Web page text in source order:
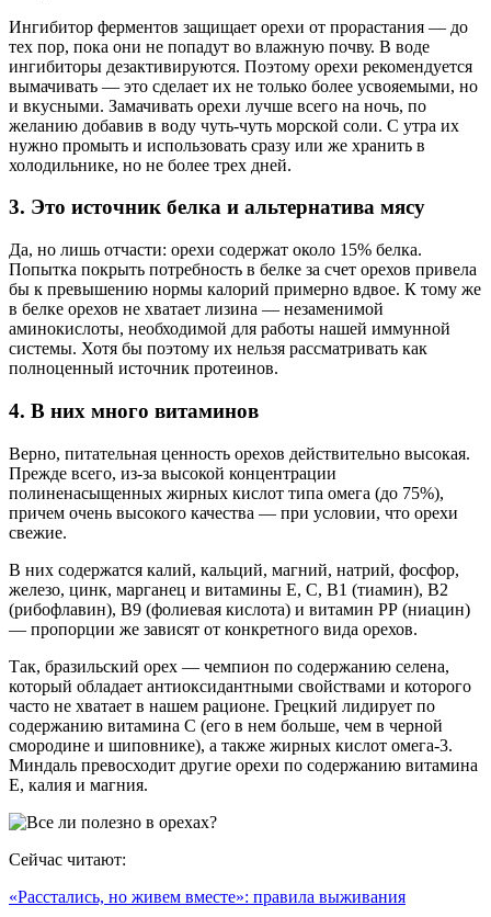
Ингибитор ферментов защищает орехи от прорастания — до
тех пор, пока они не попадут во влажную почву. В воде
ингибиторы дезактивируются. Поэтому орехи рекомендуется
вымачивать — это сделает их не только более усвояемыми, но
и вкусными. Замачивать орехи лучше всего на ночь, по
желанию добавив в воду чуть-чуть морской соли. С утра их
нужно промыть и использовать сразу или же хранить в
холодильнике, но не более трех дней.
3. Это источник белка и альтернатива мясу
Да, но лишь отчасти: орехи содержат около 15% белка.
Попытка покрыть потребность в белке за счет орехов привела
бы к превышению нормы калорий примерно вдвое. К тому же
в белке орехов не хватает лизина — незаменимой
аминокислоты, необходимой для работы нашей иммунной
системы. Хотя бы поэтому их нельзя рассматривать как
полноценный источник протеинов.
4. В них много витаминов
Верно, питательная ценность орехов действительно высокая.
Прежде всего, из-за высокой концентрации
полиненасыщенных жирных кислот типа омега (до 75%),
причем очень высокого качества — при условии, что орехи
свежие.
В них содержатся калий, кальций, магний, натрий, фосфор,
железо, цинк, марганец и витамины Е, С, В1 (тиамин), В2
(рибофлавин), В9 (фолиевая кислота) и витамин РР (ниацин)
— пропорции же зависят от конкретного вида орехов.
Так, бразильский орех — чемпион по содержанию селена,
который обладает антиоксидантными свойствами и которого
часто не хватает в нашем рационе. Грецкий лидирует по
содержанию витамина С (его в нем больше, чем в черной
смородине и шиповнике), а также жирных кислот омега-3.
Миндаль превосходит другие орехи по содержанию витамина
Е, калия и магния.
Сейчас читают:
«Расстались, но живем вместе»: правила выживания